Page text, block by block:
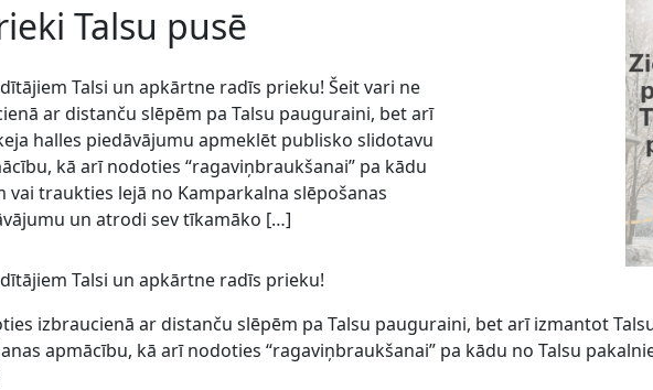
Talsu pusē
Talsi un apkārtne radīs prieku! Šeit vari ne
ar distanču slēpēm pa Talsu pauguraini, bet arī
halles piedāvājumu apmeklēt publisko slidotavu
kā arī nodoties “ragaviņbraukšanai” pa kādu
vai traukties lejā no Kamparkalna slēpošanas
un atrodi sev tīkamāko […]
Talsi un apkārtne radīs prieku!
izbraucienā ar distanču slēpēm pa Talsu pauguraini, bet arī izmantot
apmācību, kā arī nodoties “ragaviņbraukšanai” pa kādu no Talsu